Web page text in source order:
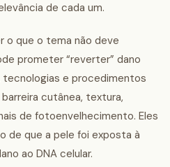
de cada um.
o que o tema não deve
prometer “reverter” dano
e procedimentos
cutânea, textura,
de fotoenvelhecimento. Eles
de que a pele foi exposta à
ao DNA celular.